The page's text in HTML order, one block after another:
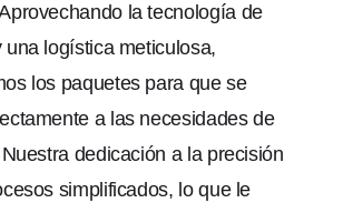
la tecnología de
una logística meticulosa,
los paquetes para que se
a las necesidades de
dedicación a la precisión
simplificados, lo que le